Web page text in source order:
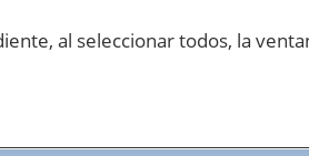
al seleccionar todos, la